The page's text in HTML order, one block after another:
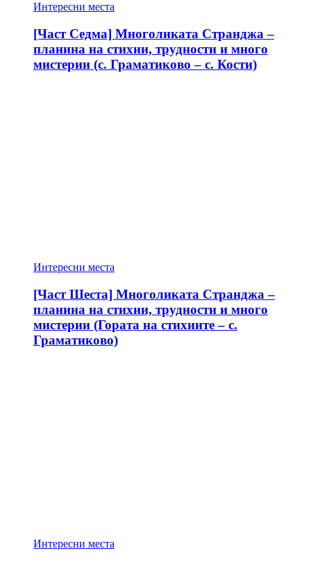
Интересни места
[Част Седма] Многоликата Странджа –
планина на стихии, трудности и много
мистерии (с. Граматиково – с. Кости)
Интересни места
[Част Шеста] Многоликата Странджа –
планина на стихии, трудности и много
мистерии (Гората на стихиите – с.
Граматиково)
Интересни места